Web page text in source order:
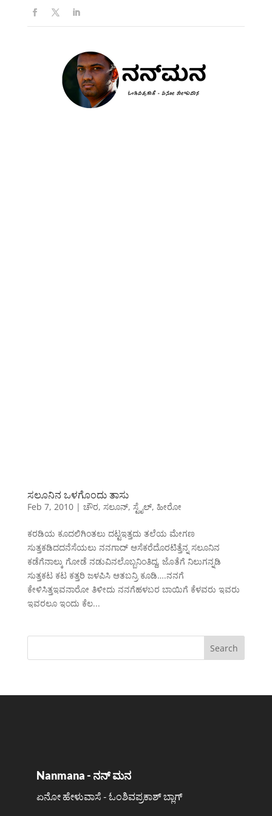
ಸಲೂನಿನ ಒಳಗೊಂದು ತಾಸು
Feb 7, 2010| ಚೌರ, ಸಲೂನ್, ಸ್ಟೈಲ್, ಹೀರೋ
ಕರಡಿಯ ಕೂದಲಿಗಿಂತಲು ದಟ್ಟಇತ್ತದು ತಲೆಯ ಮೇಗಣ
ಸುತ್ತಕಡಿದದನೆಸೆಯಲು ನನಗಾದ್ ಆಸೆಕರೆದೊರಟಿತ್ತೆನ್ನ ಸಲೂನಿನ
ಕಡೆಗೆನಾಲ್ಕು ಗೋಡೆ ನಡುವಿನಲೊಬ್ಬನಿಂತಿದ್ದ, ಜೊತೆಗೆ ನಿಲುಗನ್ನಡಿ
ಸುತ್ತಕಟ ಕಟ ಕತ್ತರಿ ಜಳಪಿಸಿ ಆತಬನ್ರಿ ಕೂಡಿ….ನನಗೆ
ಕೇಳಿಸಿತ್ತಇವನಾರೋ ತಿಳೀದು ನನಗೆಹಳಬರ ಬಾಯಿಗೆ ಕೆಳವರು ಇವರು
ಇವರಲೂ ಇಂದು ಕೆಲ...
Nanmana - ನನ್ ಮನ
ಏನೋ ಹೇಳುವಾಸೆ - ಓಂಶಿವಪ್ರಕಾಶ್ ಬ್ಲಾಗ್